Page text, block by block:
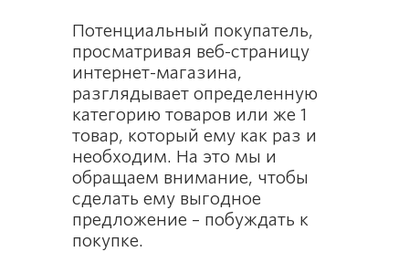
Потенциальный покупатель,
просматривая веб-страницу
интернет-магазина,
разглядывает определенную
категорию товаров или же 1
товар, который ему как раз и
необходим. На это мы и
обращаем внимание, чтобы
сделать ему выгодное
предложение – побуждать к
покупке.